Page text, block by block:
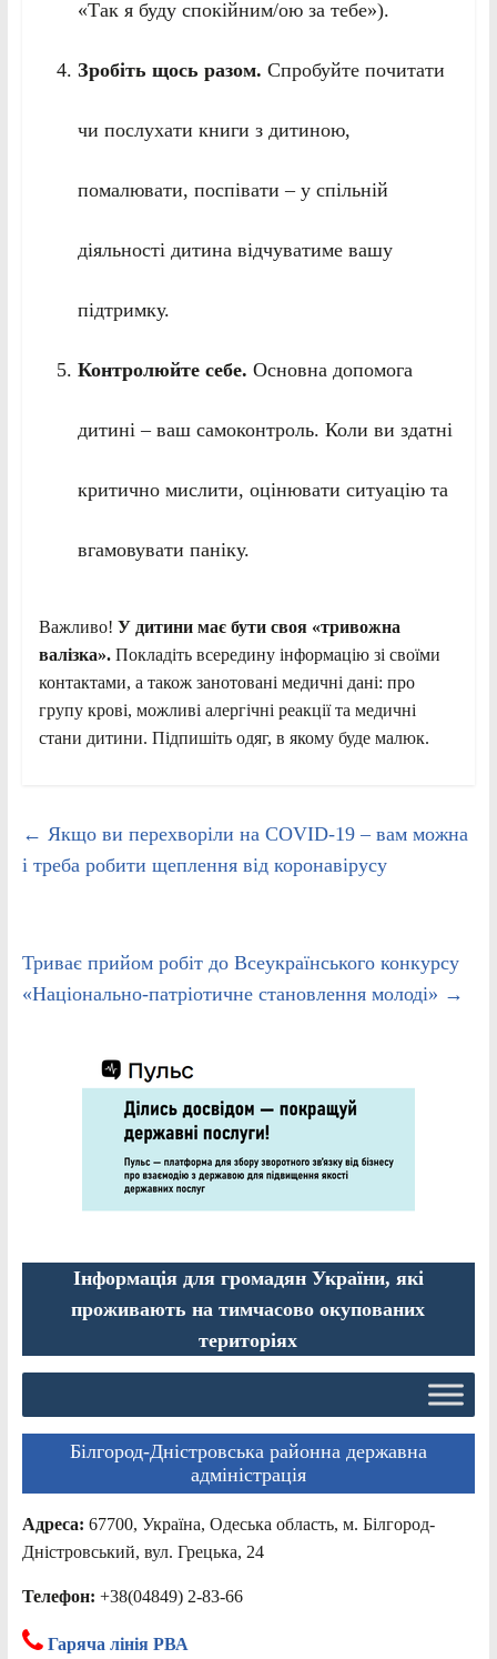
«Так я буду спокійним/ою за тебе»).
Зробіть щось разом. Спробуйте почитати
чи послухати книги з дитиною,
помалювати, поспівати – у спільній
діяльності дитина відчуватиме вашу
підтримку.
Контролюйте себе. Основна допомога
дитині – ваш самоконтроль. Коли ви здатні
критично мислити, оцінювати ситуацію та
вгамовувати паніку.
Важливо! У дитини має бути своя «тривожна
валізка».Покладіть всередину інформацію зі своїми
контактами, а також занотовані медичні дані: про
групу крові, можливі алергічні реакції та медичні
стани дитини. Підпишіть одяг, в якому буде малюк.
← Якщо ви перехворіли на COVID-19 – вам можна
і треба робити щеплення від коронавірусу
Триває прийом робіт до Всеукраїнського конкурсу
«Національно-патріотичне становлення молоді» →
Інформація для громадян України, які
проживають на тимчасово окупованих
територіях
Білгород-Дністровська районна державна
адміністрація
Адреса: 67700, Україна, Одеська область, м. Білгород-
Дністровський, вул. Грецька, 24
Телефон: +38(04849) 2-83-66
Гаряча лінія РВА